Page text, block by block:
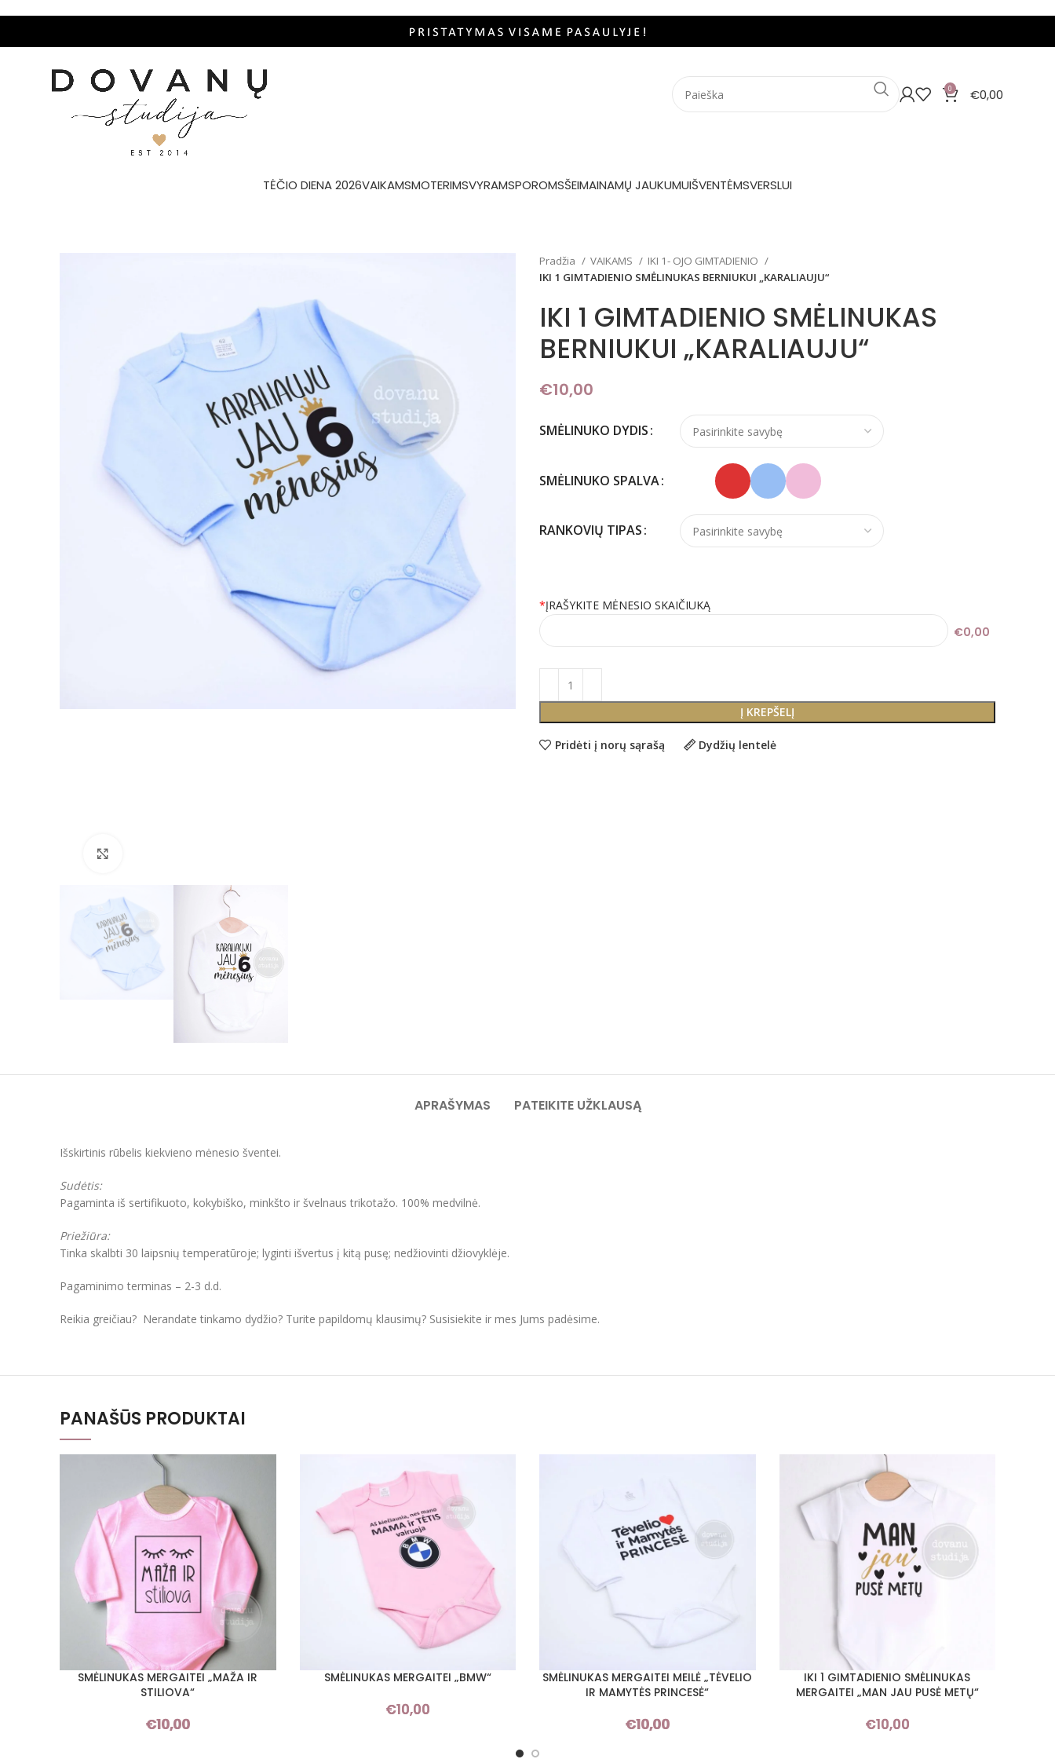
0 €0,00
TĖČIO DIENA 2026VAIKAMSMOTERIMSVYRAMSPOROMSŠEIMAINAMŲ JAUKUMUIŠVENTĖMSVERSLUI
Pradžia VAIKAMS
IKI 1- OJO GIMTADIENIO
IKI 1 GIMTADIENIO SMĖLINUKAS BERNIUKUI „KARALIAUJU“
IKI 1 GIMTADIENIO SMĖLINUKAS
BERNIUKUI „KARALIAUJU“
€10,00
SMĖLINUKO DYDIS
SMĖLINUKO SPALVA
RANKOVIŲ TIPAS
*ĮRAŠYKITE MĖNESIO SKAIČIUKĄ
€0,00
Į KREPŠELĮ
Pridėti į norų sąrašą Dydžių lentelė
APRAŠYMAS PATEIKITE UŽKLAUSĄ
Išskirtinis rūbelis kiekvieno mėnesio šventei.
Sudėtis:
Pagaminta iš sertifikuoto, kokybiško, minkšto ir švelnaus trikotažo. 100% medvilnė.
Priežiūra:
Tinka skalbti 30 laipsnių temperatūroje; lyginti išvertus į kitą pusę; nedžiovinti džiovyklėje.
Pagaminimo terminas – 2-3 d.d.
Reikia greičiau? Nerandate tinkamo dydžio? Turite papildomų klausimų? Susisiekite ir mes Jums padėsime.
PANAŠŪS PRODUKTAI
PASIRINKTI SAVYBES
SMĖLINUKAS MERGAITEI „MAŽA IR
STILIOVA“
€10,00
PASIRINKTI SAVYBES
SMĖLINUKAS MERGAITEI „BMW“
€10,00
PASIRINKTI SAVYBES
SMĖLINUKAS MERGAITEI MEILĖ „TĖVELIO
IR MAMYTĖS PRINCESĖ“
€10,00
PASIRINKTI SAVYBES
IKI 1 GIMTADIENIO SMĖLINUKAS
MERGAITEI „MAN JAU PUSĖ METŲ“
€10,00